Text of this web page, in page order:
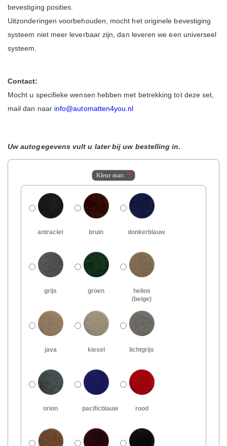
bevestiging posities.
Uitzonderingen voorbehouden, mocht het originele bevestiging
systeem niet meer leverbaar zijn, dan leveren we een universeel
systeem.
Contact:
Mocht u specifieke wensen hebben met betrekking tot deze set,
mail dan naar info@automatten4you.nl
Uw autogegevens vult u later bij uw bestelling in.
Kleur mat:
antraciet bruin donkerblauw
grijs groen
helios
(beige)
java kiesel lichtgrijs
orion pacificblauw rood